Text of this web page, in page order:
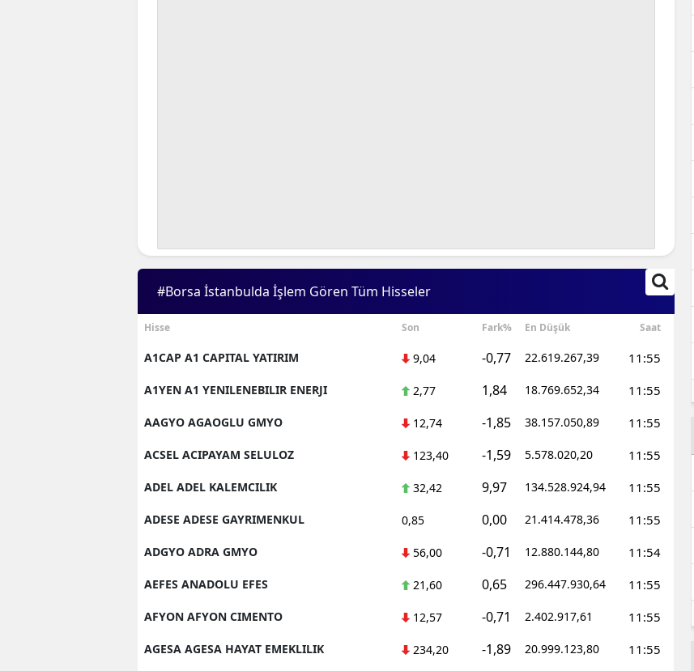
#Borsa İstanbulda İşlem Gören Tüm Hisseler
Hisse Son Fark% En Düşük Saat
A1CAP A1 CAPITAL YATIRIM 9,04 -0,77 22.619.267,39 11:55
A1YEN A1 YENILENEBILIR ENERJI 2,77 1,84 18.769.652,34 11:55
AAGYO AGAOGLU GMYO 12,74 -1,85 38.157.050,89 11:55
ACSEL ACIPAYAM SELULOZ 123,40 -1,59 5.578.020,20 11:55
ADEL ADEL KALEMCILIK 32,42 9,97 134.528.924,94 11:55
ADESE ADESE GAYRIMENKUL 0,85 0,00 21.414.478,36 11:55
ADGYO ADRA GMYO 56,00 -0,71 12.880.144,80 11:54
AEFES ANADOLU EFES 21,60 0,65 296.447.930,64 11:55
AFYON AFYON CIMENTO 12,57 -0,71 2.402.917,61 11:55
AGESA AGESA HAYAT EMEKLILIK 234,20 -1,89 20.999.123,80 11:55